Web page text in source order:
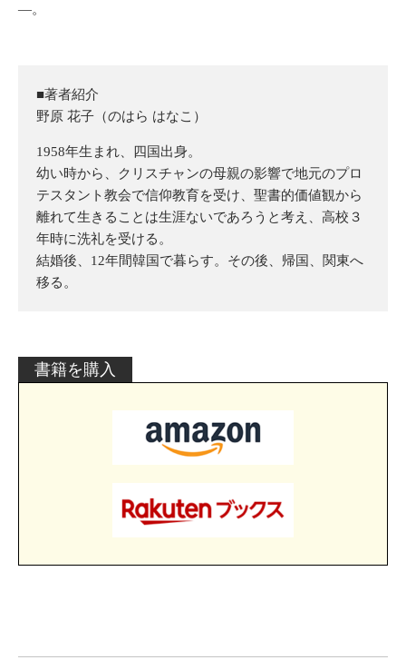
―。
■著者紹介
野原 花子（のはら はなこ）
1958年生まれ、四国出身。
幼い時から、クリスチャンの母親の影響で地元のプロ
テスタント教会で信仰教育を受け、聖書的価値観から
離れて生きることは生涯ないであろうと考え、高校３
年時に洗礼を受ける。
結婚後、12年間韓国で暮らす。その後、帰国、関東へ
移る。
書籍を購入